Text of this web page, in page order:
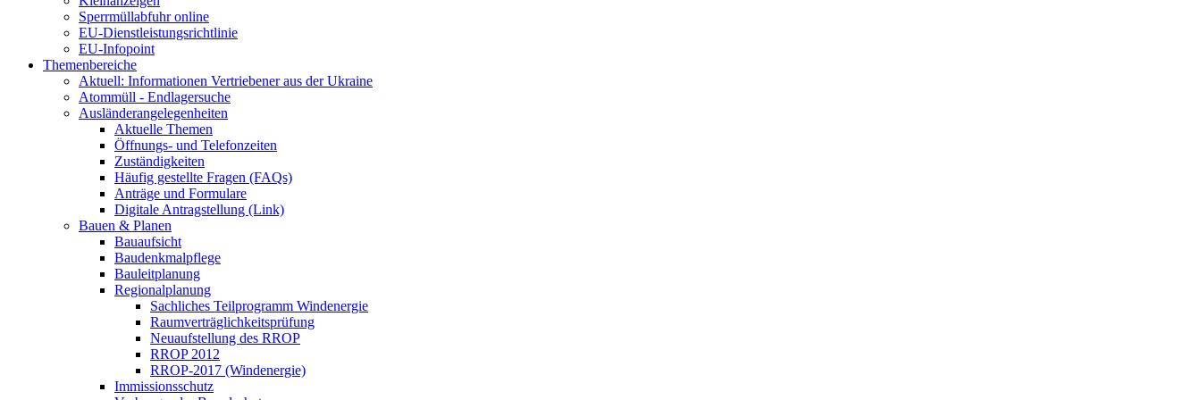
Sperrmüllabfuhr online
EU-Dienstleistungsrichtlinie
EU-Infopoint
Themenbereiche
Aktuell: Informationen Vertriebener aus der Ukraine
Atommüll - Endlagersuche
Ausländerangelegenheiten
Aktuelle Themen
Öffnungs- und Telefonzeiten
Zuständigkeiten
Häufig gestellte Fragen (FAQs)
Anträge und Formulare
Digitale Antragstellung (Link)
Bauen & Planen
Bauaufsicht
Baudenkmalpflege
Bauleitplanung
Regionalplanung
Sachliches Teilprogramm Windenergie
Raumverträglichkeitsprüfung
Neuaufstellung des RROP
RROP 2012
RROP-2017 (Windenergie)
Immissionsschutz